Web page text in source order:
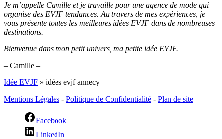
Je m’appelle Camille et je travaille pour une agence de mode qui
organise des EVJF tendances. Au travers de mes expériences, je
vous présente toutes les meilleures idées EVJF dans de nombreuses
destinations.
Bienvenue dans mon petit univers, ma petite idée EVJF.
– Camille –
Idée EVJF » idées evjf annecy
Mentions Légales - Politique de Confidentialité - Plan de site
Facebook
LinkedIn